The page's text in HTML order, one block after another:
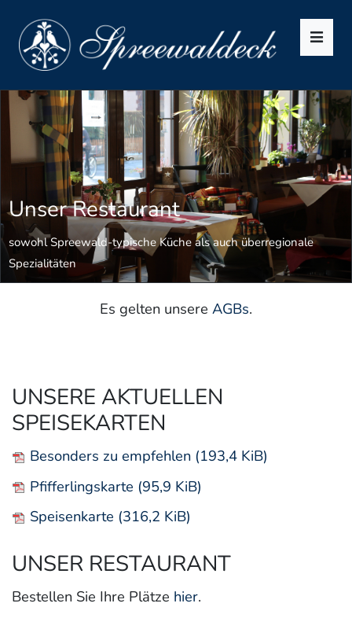
Unser Restaurant
sowohl Spreewald-typische Küche als auch überregionale
Spezialitäten
Es gelten unsere AGBs.
UNSERE AKTUELLEN
SPEISEKARTEN
Besonders zu empfehlen (193,4 KiB)
Pfifferlingskarte (95,9 KiB)
Speisenkarte (316,2 KiB)
UNSER RESTAURANT
Bestellen Sie Ihre Plätze hier.